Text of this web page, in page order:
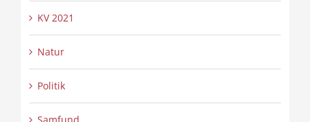
KV 2021
Natur
Politik